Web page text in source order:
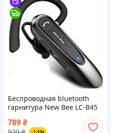
Беспроводная bluetooth
гарнитура New Bee LC-B45
(озвучка на русском языке)
789₴